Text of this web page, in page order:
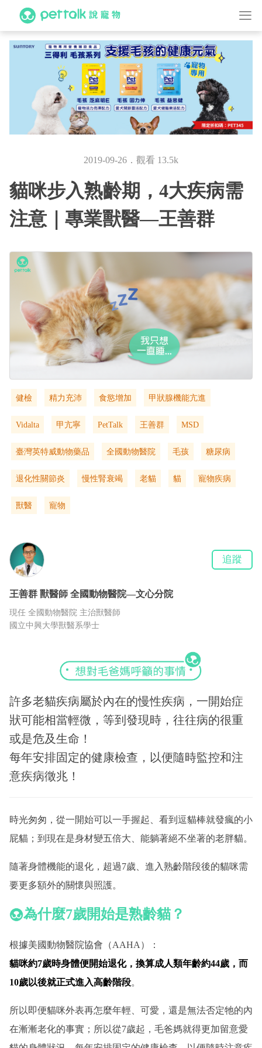
2019-09-26．觀看 13.5k
貓咪步入熟齡期，4大疾病需
注意｜專業獸醫—王善群
健檢 精力充沛 食慾增加 甲狀腺機能亢進
Vidalta 甲亢寧 PetTalk 王善群 MSD
臺灣英特威動物藥品 全國動物醫院 毛孩 糖尿病
退化性關節炎 慢性腎衰竭 老貓 貓 寵物疾病
獸醫 寵物
王善群 獸醫師 全國動物醫院—文心分院
現任 全國動物醫院 主治獸醫師
國立中興大學獸醫系學士
追蹤
許多老貓疾病屬於內在的慢性疾病，一開始症
狀可能相當輕微，等到發現時，往往病的很重
或是危及生命！
每年安排固定的健康檢查，以便隨時監控和注
意疾病徵兆！
時光匆匆，從一開始可以一手握起、看到逗貓棒就發瘋的小
屁貓；到現在是身材變五倍大、能躺著絕不坐著的老胖貓。
隨著身體機能的退化，超過7歲、進入熟齡階段後的貓咪需
要更多額外的關懷與照護。
為什麼7歲開始是熟齡貓？
根據美國動物醫院協會（AAHA）：
貓咪約7歲時身體便開始退化，換算成人類年齡約44歲，而
10歲以後就正式進入高齡階段。
所以即便貓咪外表再怎麼年輕、可愛，還是無法否定牠的內
在漸漸老化的事實；所以從7歲起，毛爸媽就得更加留意愛